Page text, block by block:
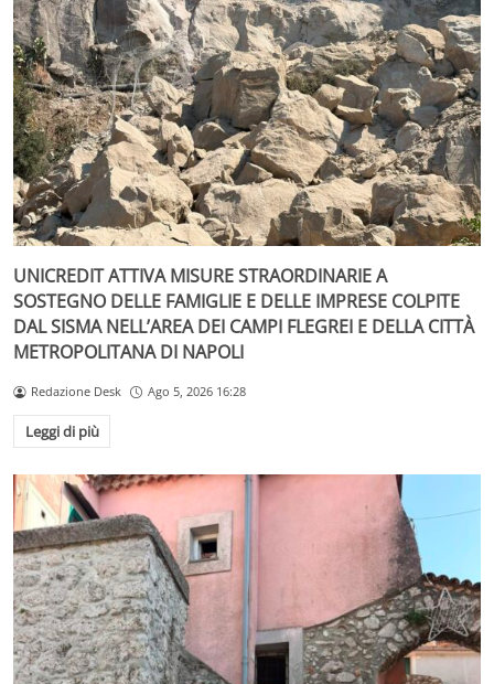
UNICREDIT ATTIVA MISURE STRAORDINARIE A
SOSTEGNO DELLE FAMIGLIE E DELLE IMPRESE COLPITE
DAL SISMA NELL’AREA DEI CAMPI FLEGREI E DELLA CITTÀ
METROPOLITANA DI NAPOLI
Redazione Desk Ago 5, 2026 16:28
Leggi di più